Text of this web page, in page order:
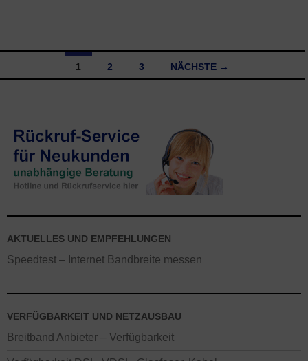
Beitragsnavigation
1 2 3 NÄCHSTE →
AKTUELLES UND EMPFEHLUNGEN
Speedtest – Internet Bandbreite messen
VERFÜGBARKEIT UND NETZAUSBAU
Breitband Anbieter – Verfügbarkeit